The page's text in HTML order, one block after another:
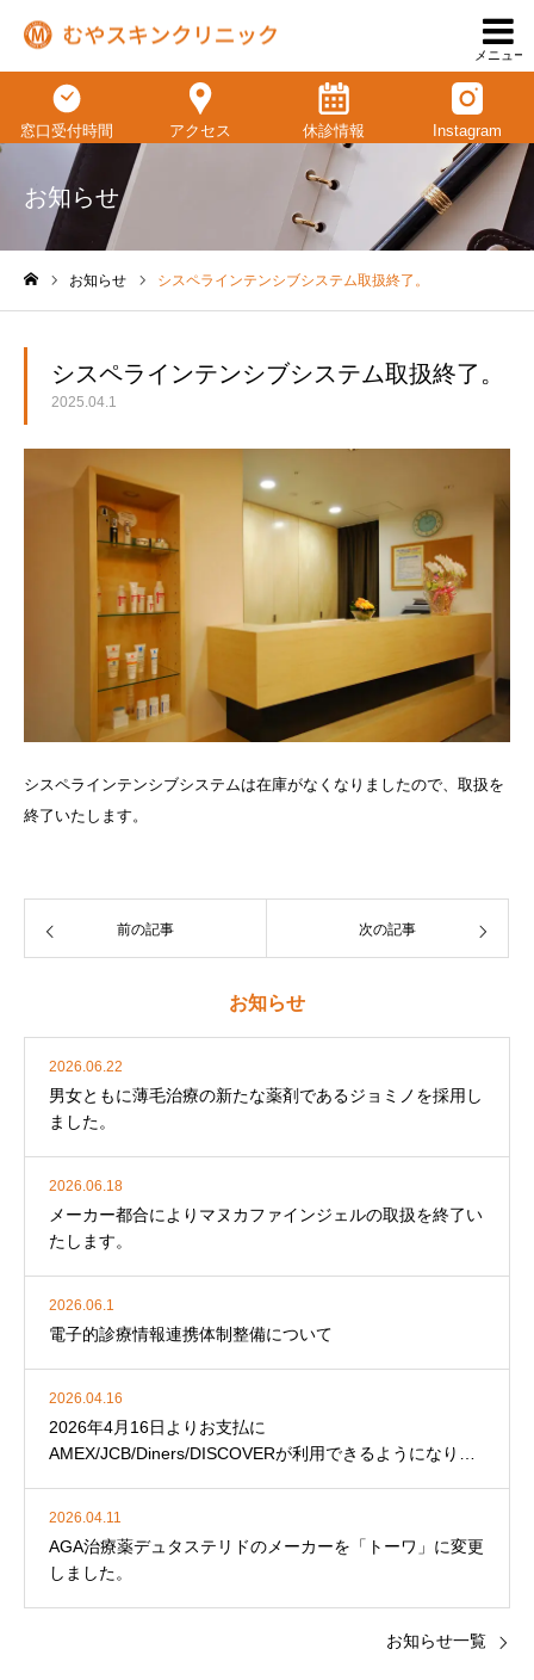
メニュー
窓口受付時間 アクセス 休診情報 Instagram
お知らせ
お知らせ シスペラインテンシブシステム取扱終了。
シスペラインテンシブシステム取扱終了。
2025.04.1
シスペラインテンシブシステムは在庫がなくなりましたので、取扱を
終了いたします。
前の記事 次の記事
お知らせ
2026.06.22
男女ともに薄毛治療の新たな薬剤であるジョミノを採用し
ました。
2026.06.18
メーカー都合によりマヌカファインジェルの取扱を終了い
たします。
2026.06.1
電子的診療情報連携体制整備について
2026.04.16
2026年4月16日よりお支払に
AMEX/JCB/Diners/DISCOVERが利用できるようになりま
2026.04.11
AGA治療薬デュタステリドのメーカーを「トーワ」に変更
しました。
お知らせ一覧